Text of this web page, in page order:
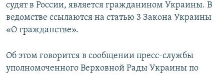
судят в России, является гражданином Украины. В
ведомстве ссылаются на статью 3 Закона Украины
«О гражданстве».
Об этом говорится в сообщении пресс-службы
уполномоченного Верховной Рады Украины по